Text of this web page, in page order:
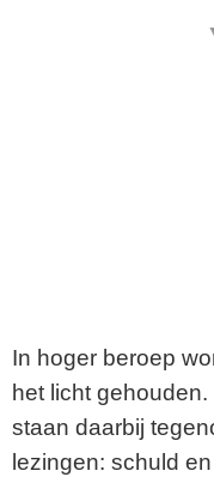
In hoger beroep
het licht
staan daarbij
lezingen: schuld